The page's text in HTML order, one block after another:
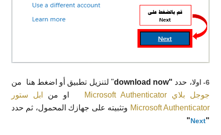
6- اولا ، حدد "download now
" لتنزيل تطبيق أو اضغط هنا من
جوجل بلاي Microsoft Authenticator
او من
ابل ستور
Microsoft Authenticator وتثبيته على جهازك المحمول، ثم حدد
"
Next
"